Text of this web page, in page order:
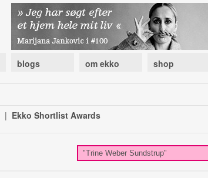
blogs om ekko shop
| Ekko Shortlist Awards